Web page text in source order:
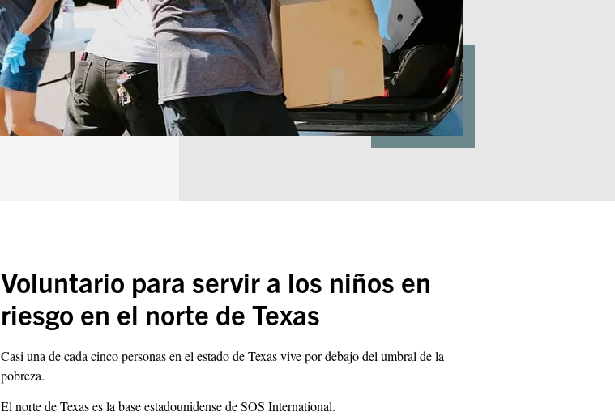
Voluntario para servir a los niños en
riesgo en el norte de Texas
Casi una de cada cinco personas en el estado de Texas vive por debajo del umbral de la
pobreza.
El norte de Texas es la base estadounidense de SOS International.